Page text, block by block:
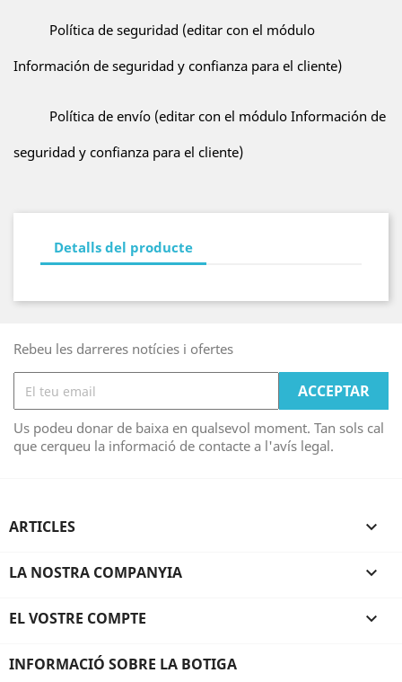
Política de seguridad (editar con el módulo
Información de seguridad y confianza para el cliente)
Política de envío (editar con el módulo Información de
seguridad y confianza para el cliente)
Detalls del producte
Rebeu les darreres notícies i ofertes
Us podeu donar de baixa en qualsevol moment. Tan sols cal
que cerqueu la informació de contacte a l'avís legal.
ARTICLES 
LA NOSTRA COMPANYIA 
EL VOSTRE COMPTE 
INFORMACIÓ SOBRE LA BOTIGA